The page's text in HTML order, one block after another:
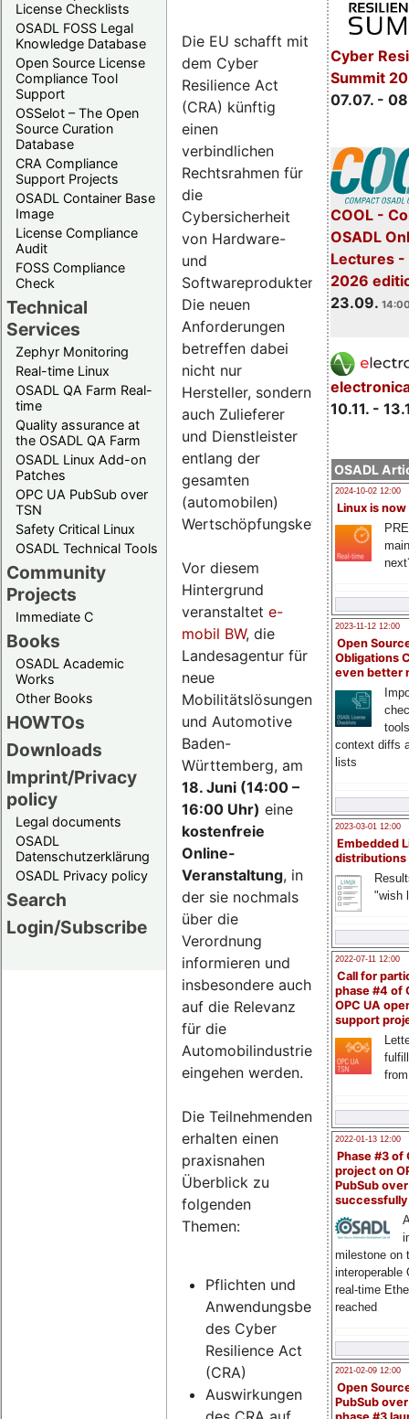
License Checklists
OSADL FOSS Legal
Knowledge Database
Open Source License
Compliance Tool
Support
OSSelot – The Open
Source Curation
Database
CRA Compliance
Support Projects
OSADL Container Base
Image
License Compliance
Audit
FOSS Compliance
Check
Technical
Services
Zephyr Monitoring
Real-time Linux
OSADL QA Farm Real-
time
Quality assurance at
the OSADL QA Farm
OSADL Linux Add-on
Patches
OPC UA PubSub over
TSN
Safety Critical Linux
OSADL Technical Tools
Community
Projects
Immediate C
Books
OSADL Academic
Works
Other Books
HOWTOs
Downloads
Imprint/Privacy
policy
Legal documents
OSADL
Datenschutzerklärung
OSADL Privacy policy
Search
Login/Subscribe
Cyber
Summit
07.07. -
COOL -
OSADL
Lectures -
2026
23.09.
10.11. -
OSADL
2024-10-02 12:00
Linux is now
2023-11-12 12:00
Open
Obligations
even better
context diffs
lists
2023-03-01 12:00
Embedded
distributions
"wish
2022-07-11 12:00
Call for
phase #4 of
OPC UA
support
2022-01-13 12:00
Phase #3 of
project on
PubSub over
milestone on
interoperable
real-time
reached
2021-02-09 12:00
Open
PubSub
Die EU schafft mit
dem Cyber
Resilience Act
(CRA) künftig
einen
verbindlichen
Rechtsrahmen für
die
Cybersicherheit
von Hardware-
und
Softwareprodukten.
Die neuen
Anforderungen
betreffen dabei
nicht nur
Hersteller, sondern
auch Zulieferer
und Dienstleister
entlang der
gesamten
(automobilen)
Wertschöpfungskette.
Vor diesem
Hintergrund
veranstaltet e-
mobil BW, die
Landesagentur für
neue
Mobilitätslösungen
und Automotive
Baden-
Württemberg, am
18. Juni (14:00 –
16:00 Uhr) eine
kostenfreie
Online-
Veranstaltung, in
der sie nochmals
über die
Verordnung
informieren und
insbesondere auch
auf die Relevanz
für die
Automobilindustrie
eingehen werden.
Die Teilnehmenden
erhalten einen
praxisnahen
Überblick zu
folgenden
Themen:
Pflichten und
Anwendungsbereich
des Cyber
Resilience Act
(CRA)
Auswirkungen